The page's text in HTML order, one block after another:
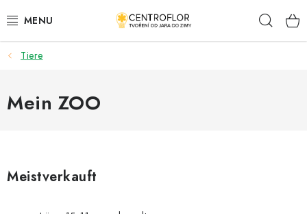
Inhalt
SAISONALE KREATION
HÖLZERNE PRODUKTE
Tiere
Mein ZOO
Meistverkauft